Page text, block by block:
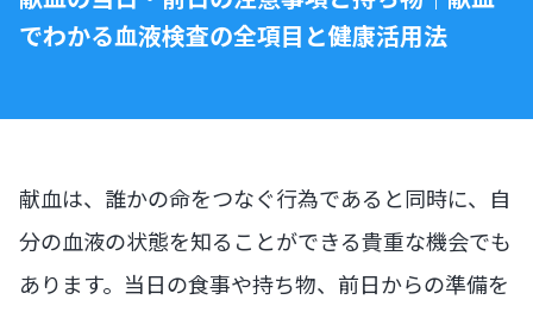
でわかる血液検査の全項目と健康活用法
献血は、誰かの命をつなぐ行為であると同時に、自
分の血液の状態を知ることができる貴重な機会でも
あります。当日の食事や持ち物、前日からの準備を